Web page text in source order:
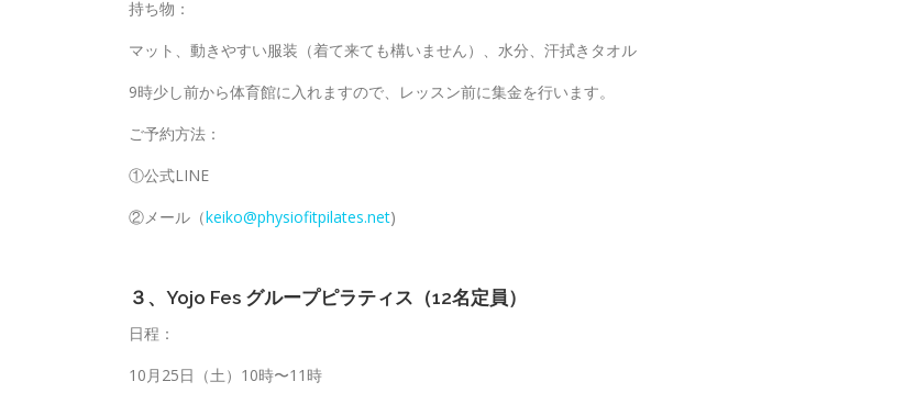
持ち物：
マット、動きやすい服装（着て来ても構いません）、水分、汗拭きタオル
9時少し前から体育館に入れますので、レッスン前に集金を行います。
ご予約方法：
①公式LINE
②メール（keiko@physiofitpilates.net)
３、Yojo Fes グループピラティス（12名定員）
日程：
10月25日（土）10時〜11時